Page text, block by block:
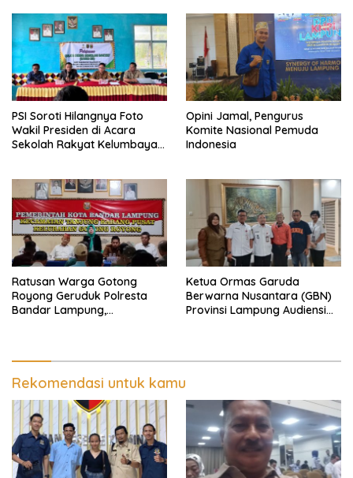
PSI Soroti Hilangnya Foto
Wakil Presiden di Acara
Sekolah Rakyat Kelumbayan,
Opini Jamal, Pengurus
Komite Nasional Pemuda
Indonesia
Ratusan Warga Gotong
Royong Geruduk Polresta
Bandar Lampung,
Pengancaman dan Dugaan
Pemalsuan Sporadik Tanah
Ketua Ormas Garuda
Berwarna Nusantara (GBN)
Provinsi Lampung Audiensi
Rekomendasi untuk kamu